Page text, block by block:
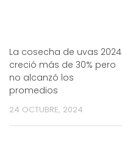
La cosecha de uvas 2024
creció más de 30% pero
no alcanzó los
promedios
24 OCTUBRE, 2024